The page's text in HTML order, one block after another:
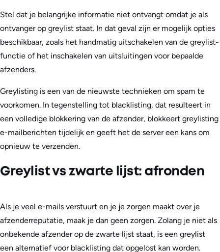
Stel dat je belangrijke informatie niet ontvangt omdat je als
ontvanger op greylist staat. In dat geval zijn er mogelijk opties
beschikbaar, zoals het handmatig uitschakelen van de greylist-
functie of het inschakelen van uitsluitingen voor bepaalde
afzenders.
Greylisting is een van de nieuwste technieken om spam te
voorkomen. In tegenstelling tot blacklisting, dat resulteert in
een volledige blokkering van de afzender, blokkeert greylisting
e-mailberichten tijdelijk en geeft het de server een kans om
opnieuw te verzenden.
Greylist vs zwarte lijst: afronden
Als je veel e-mails verstuurt en je je zorgen maakt over je
afzenderreputatie, maak je dan geen zorgen. Zolang je niet als
onbekende afzender op de zwarte lijst staat, is een greylist
een alternatief voor blacklisting dat opgelost kan worden.